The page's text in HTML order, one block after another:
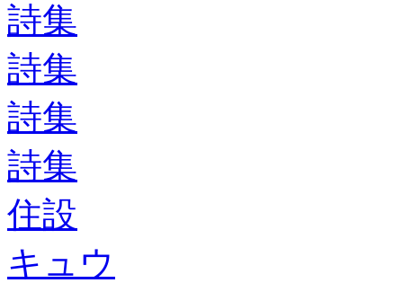
詩集
詩集
詩集
詩集
住設
キュウ